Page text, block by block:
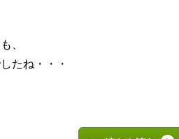
、
たね・・・